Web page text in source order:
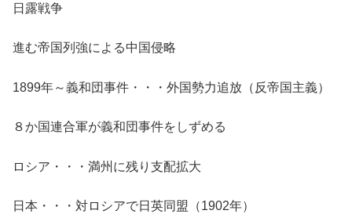
日露戦争
進む帝国列強による中国侵略
1899年～義和団事件・・・外国勢力追放（反帝国主義）
８か国連合軍が義和団事件をしずめる
ロシア・・・満州に残り支配拡大
日本・・・対ロシアで日英同盟（1902年）